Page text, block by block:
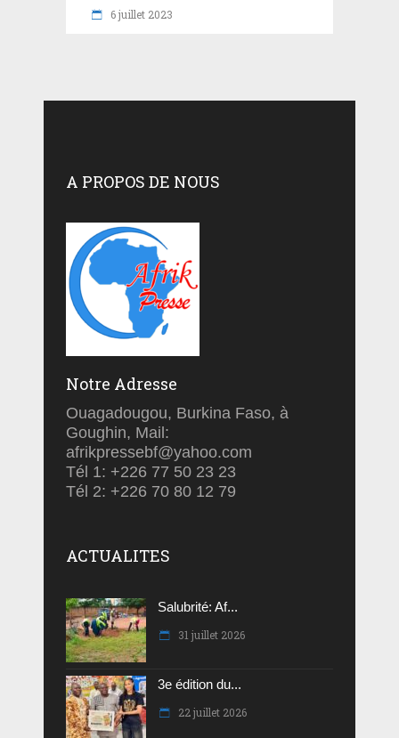
6 juillet 2023
A PROPOS DE NOUS
Notre Adresse
Ouagadougou, Burkina Faso, à
Goughin, Mail:
afrikpressebf@yahoo.com
Tél 1: +226 77 50 23 23
Tél 2: +226 70 80 12 79
ACTUALITES
Salubrité: Af...
31 juillet 2026
3e édition du...
22 juillet 2026